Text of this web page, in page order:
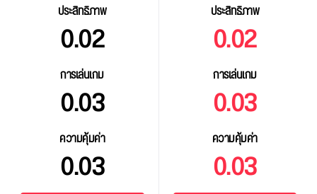
ประสิทธิภาพ
0.02
การเล่นเกม
0.03
ความคุ้มค่า
0.03
ประสิทธิภาพ
0.02
การเล่นเกม
0.03
ความคุ้มค่า
0.03